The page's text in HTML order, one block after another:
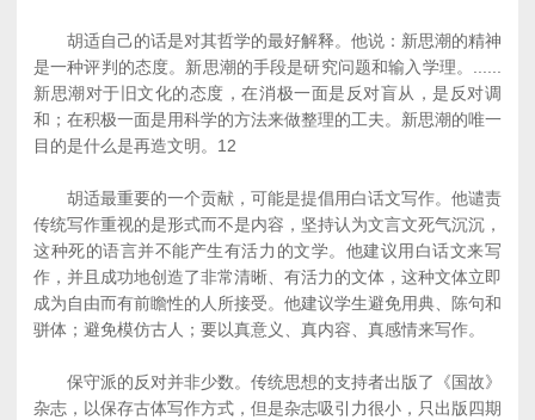
胡适自己的话是对其哲学的最好解释。他说：新思潮的精神
是一种评判的态度。新思潮的手段是研究问题和输入学理。......
新思潮对于旧文化的态度，在消极一面是反对盲从，是反对调
和；在积极一面是用科学的方法来做整理的工夫。新思潮的唯一
目的是什么是再造文明。12
胡适最重要的一个贡献，可能是提倡用白话文写作。他谴责
传统写作重视的是形式而不是内容，坚持认为文言文死气沉沉，
这种死的语言并不能产生有活力的文学。他建议用白话文来写
作，并且成功地创造了非常清晰、有活力的文体，这种文体立即
成为自由而有前瞻性的人所接受。他建议学生避免用典、陈句和
骈体；避免模仿古人；要以真意义、真内容、真感情来写作。
保守派的反对并非少数。传统思想的支持者出版了《国故》
杂志，以保存古体写作方式，但是杂志吸引力很小，只出版四期